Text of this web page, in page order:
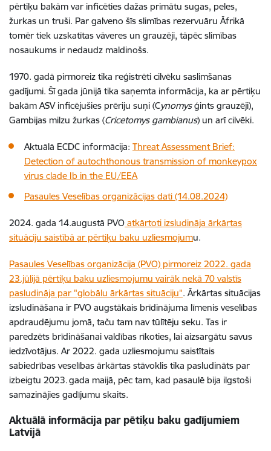
pērtiķu bakām var inficēties dažas primātu sugas, peles,
žurkas un truši. Par galveno šīs slimības rezervuāru Āfrikā
tomēr tiek uzskatītas vāveres un grauzēji, tāpēc slimības
nosaukums ir nedaudz maldinošs.
1970. gadā pirmoreiz tika reģistrēti cilvēku saslimšanas
gadījumi. Šī gada jūnijā tika saņemta informācija, ka ar pērtiķu
bakām ASV inficējušies prēriju suņi (Cynomysģints grauzēji),
Gambijas milzu žurkas (Cricetomys gambianus) un arī cilvēki.
Aktuālā ECDC informācija: Threat Assessment Brief:
Detection of autochthonous transmission of monkeypox
virus clade Ib in the EU/EEA
Pasaules Veselības organizācijas dati (14.08.2024)
2024. gada 14.augustā PVO atkārtoti izsludināja ārkārtas
situāciju saistībā ar pērtiķu baku uzliesmojumu.
Pasaules Veselības organizācija (PVO) pirmoreiz 2022. gada
23.jūlijā pērtiķu baku uzliesmojumu vairāk nekā 70 valstīs
pasludināja par "globālu ārkārtas situāciju". Ārkārtas situācijas
izsludināšana ir PVO augstākais brīdinājuma līmenis veselības
apdraudējumu jomā, taču tam nav tūlītēju seku. Tas ir
paredzēts brīdināšanai valdības rīkoties, lai aizsargātu savus
iedzīvotājus. Ar 2022. gada uzliesmojumu saistītais
sabiedrības veselības ārkārtas stāvoklis tika pasludināts par
izbeigtu 2023. gada maijā, pēc tam, kad pasaulē bija ilgstoši
samazinājies gadījumu skaits.
Aktuālā informācija par pētiķu baku gadījumiem
Latvijā